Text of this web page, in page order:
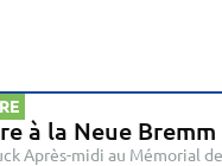
à la Neue
Après-midi au Mémorial